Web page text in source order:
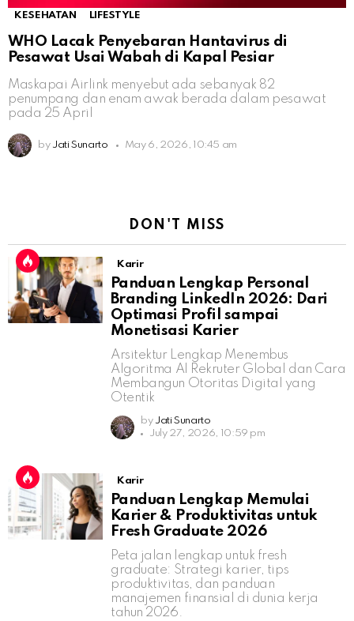
KESEHATAN LIFESTYLE
WHO Lacak Penyebaran Hantavirus di
Pesawat Usai Wabah di Kapal Pesiar
Maskapai Airlink menyebut ada sebanyak 82
penumpang dan enam awak berada dalam pesawat
pada 25 April
by Jati Sunarto May 6, 2026, 10:45 am
DON'T MISS
Karir
Panduan Lengkap Personal
Branding LinkedIn 2026: Dari
Optimasi Profil sampai
Monetisasi Karier
Arsitektur Lengkap Menembus
Algoritma AI Rekruter Global dan Cara
Membangun Otoritas Digital yang
Otentik
by Jati Sunarto
July 27, 2026, 10:59 pm
Karir
Panduan Lengkap Memulai
Karier & Produktivitas untuk
Fresh Graduate 2026
Peta jalan lengkap untuk fresh
graduate: Strategi karier, tips
produktivitas, dan panduan
manajemen finansial di dunia kerja
tahun 2026.